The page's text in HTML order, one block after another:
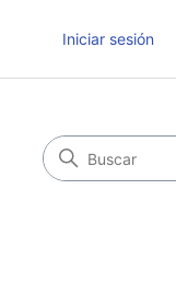
Iniciar sesión